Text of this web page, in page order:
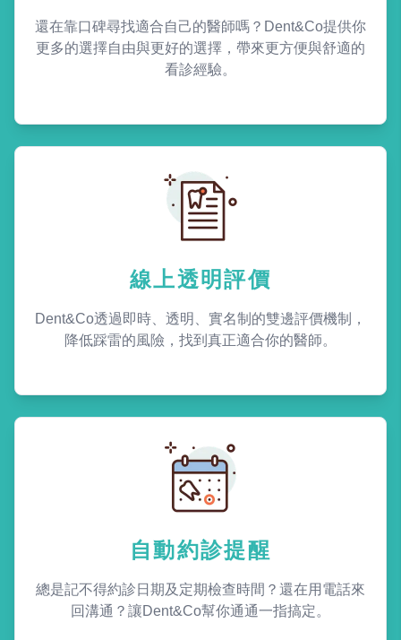
還在靠口碑尋找適合自己的醫師嗎？Dent&Co提供你
更多的選擇自由與更好的選擇，帶來更方便與舒適的
看診經驗。
線上透明評價
Dent&Co透過即時、透明、實名制的雙邊評價機制，
降低踩雷的風險，找到真正適合你的醫師。
自動約診提醒
總是記不得約診日期及定期檢查時間？還在用電話來
回溝通？讓Dent&Co幫你通通一指搞定。